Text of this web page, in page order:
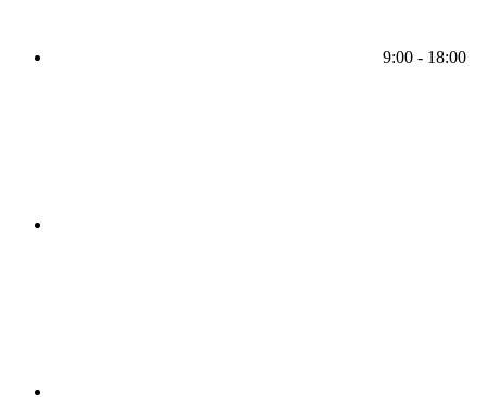
9:00 - 18:00